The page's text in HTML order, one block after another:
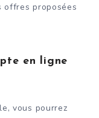
offres proposées
en ligne
vous pourrez